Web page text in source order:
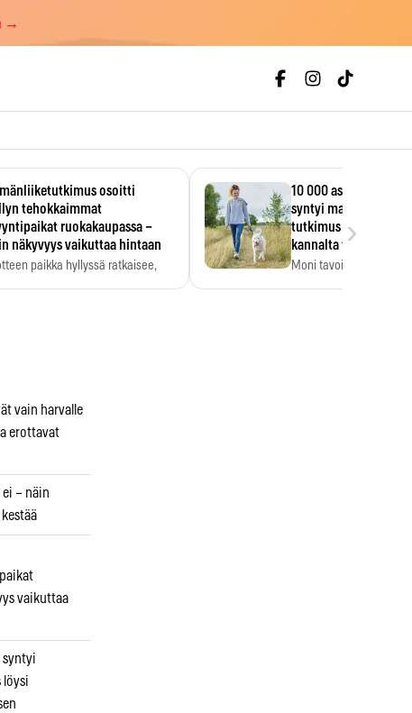
→
osoitti
tehokkaimmat
ruokakaupassa –
näkyvyys vaikuttaa hintaan
paikka hyllyssä ratkaisee,
10 000 askeleen
syntyi mainoksesta –
tutkimus löysi
kannalta toisen
Moni tavoittelee 10 000
›
vain harvalle
erottavat
– näin
vaikuttaa
syntyi
löysi